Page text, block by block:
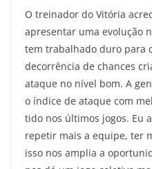
O treinador do Vitória
apresentar uma evolução
tem trabalhado duro para
decorrência de chances
ataque no nível bom. A
o índice de ataque com
tido nos últimos jogos. Eu
repetir mais a equipe, ter
isso nos amplia a